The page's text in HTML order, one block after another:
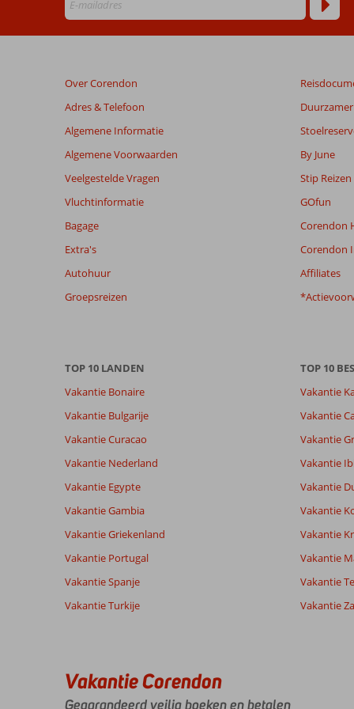
Beoordelingen
die
dan
48
maanden
worden
meer
weergegeven
de
te
over
onze
beoordelingen.
Totale score
Gebaseerd op:
20
7,0
Voldoende/goed
Eten
Wifi
Ervaringen
van onze
klanten
Taal
Jacobaagatha
Nederland
Beach
was
voor
Ligging 10
Service
7
Over Corendon
Adres & Telefoon
Algemene Informatie
Algemene Voorwaarden
Veelgestelde Vragen
Vluchtinformatie
Bagage
Extra's
Autohuur
Groepsreizen
By June
Stip Reizen
GOfun
Corendon
Corendon
Affiliates
TOP 10 LANDEN
Vakantie Bonaire
Vakantie Bulgarije
Vakantie Curacao
Vakantie Nederland
Vakantie Egypte
Vakantie Gambia
Vakantie Griekenland
Vakantie Portugal
Vakantie Spanje
Vakantie Turkije
TOP 10
Vakantie
Vakantie
Vakantie
Vakantie
Vakantie
Vakantie
Vakantie
Vakantie
Vakantie
Vakantie
Vakantie Corendon
Gegarandeerd veilig boeken en betalen